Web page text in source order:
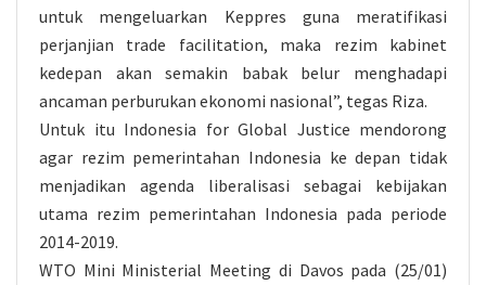
untuk mengeluarkan Keppres guna meratifikasi
perjanjian trade facilitation, maka rezim kabinet
kedepan akan semakin babak belur menghadapi
ancaman perburukan ekonomi nasional”, tegas Riza.
Untuk itu Indonesia for Global Justice mendorong
agar rezim pemerintahan Indonesia ke depan tidak
menjadikan agenda liberalisasi sebagai kebijakan
utama rezim pemerintahan Indonesia pada periode
2014-2019.
WTO Mini Ministerial Meeting di Davos pada (25/01)